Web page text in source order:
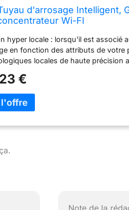
d'arrosage Intelligent,
Wi-FI
hyper locale : lorsqu'il est associé
en fonction des attributs de votre
locales de haute précision
ou à distance via Wi-Fi Résistant
aux intempéries extrêmes, ce
dans votre cour ou votre jardin
: XD comprend les niveaux de
automatiquement, et vous pouvez
certifiés WeatherSense par l'EPA,
€